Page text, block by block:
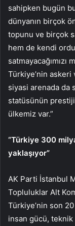
sahipken bugün
dünyanın birçok
topunu ve birçok
hem de kendi
Türkiye’nin askeri
siyasi arenada da
statüsünün
ülkemiz var.”
“Türkiye 300
yaklaşıyor”
AK Parti İstanbul
Topluluklar Alt
Türkiye’nin son
insan gücü, teknik